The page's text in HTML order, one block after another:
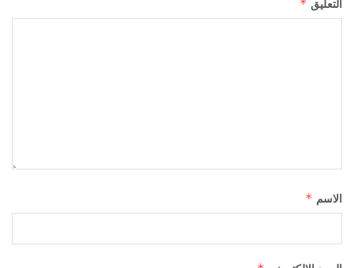
التعليق *
الاسم *